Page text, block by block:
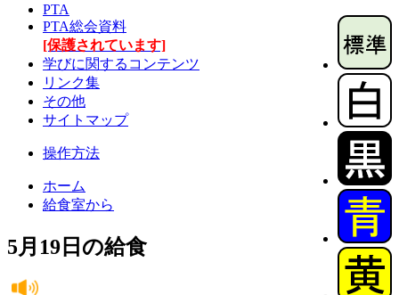
PTA
PTA総会資料
[保護されています]
学びに関するコンテンツ
リンク集
その他
サイトマップ
操作方法
ホーム
給食室から
5月19日の給食